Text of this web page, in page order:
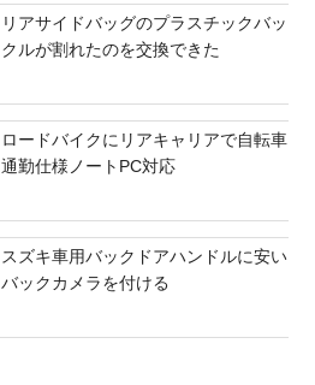
リアサイドバッグのプラスチックバッ
クルが割れたのを交換できた
ロードバイクにリアキャリアで自転車
通勤仕様ノートPC対応
スズキ車用バックドアハンドルに安い
バックカメラを付ける